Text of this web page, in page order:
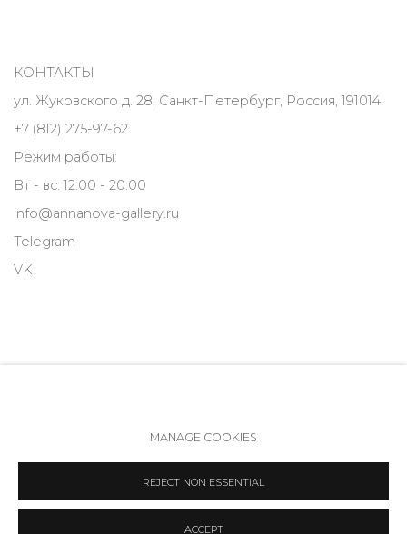
КОНТАКТЫ
ул. Жуковского д. 28, Санкт-Петербург, Россия, 191014
+7 (812) 275-97-62
Режим работы:
Вт - вс: 12:00 - 20:00
info@annanova-gallery.ru
Telegram
VK
COPYRIGHT © 2026 ANNA NOVA GALLERY SITE BY ARTLOGIC
MANAGE COOKIES
REJECT NON ESSENTIAL
ACCEPT